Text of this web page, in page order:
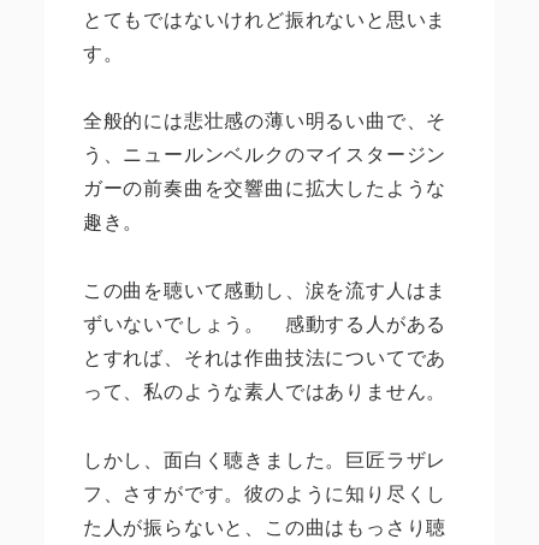
とてもではないけれど振れないと思いま
す。
全般的には悲壮感の薄い明るい曲で、そ
う、ニュールンベルクのマイスタージン
ガーの前奏曲を交響曲に拡大したような
趣き。
この曲を聴いて感動し、涙を流す人はま
ずいないでしょう。 感動する人がある
とすれば、それは作曲技法についてであ
って、私のような素人ではありません。
しかし、面白く聴きました。巨匠ラザレ
フ、さすがです。彼のように知り尽くし
た人が振らないと、この曲はもっさり聴